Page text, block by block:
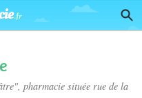
pharmacie située rue de la